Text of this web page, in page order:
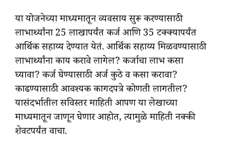
या योजनेच्या माध्यमातून व्यवसाय सुरू करण्यासाठी
लाभार्थ्यांना 25 लाखापर्यंत कर्ज आणि 35 टक्क्यापर्यंत
आर्थिक सहाय्य देण्यात येतं. आर्थिक सहाय्य मिळवण्यासाठी
लाभार्थ्यांना काय करावे लागेल? कर्जाचा लाभ कसा
घ्यावा? कर्ज घेण्यासाठी अर्ज कुठे व कसा करावा?
काढण्यासाठी आवश्यक कागदपत्रे कोणती लागतील?
यासंदर्भातील सविस्तर माहिती आपण या लेखाच्या
माध्यमातून जाणून घेणार आहोत, त्यामुळे माहिती नक्की
शेवटपर्यंत वाचा.